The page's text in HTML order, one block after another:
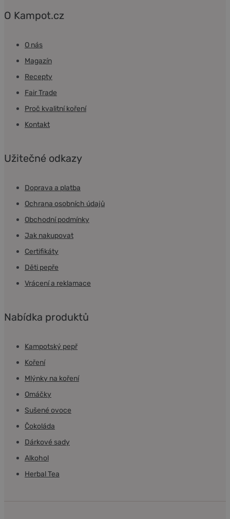
O Kampot.cz
O nás
Magazín
Recepty
Fair Trade
Proč kvalitní koření
Kontakt
Užitečné odkazy
Doprava a platba
Ochrana osobních údajů
Obchodní podmínky
Jak nakupovat
Certifikáty
Děti pepře
Vrácení a reklamace
Nabídka produktů
Kampotský pepř
Koření
Mlýnky na koření
Omáčky
Sušené ovoce
Čokoláda
Dárkové sady
Alkohol
Herbal Tea